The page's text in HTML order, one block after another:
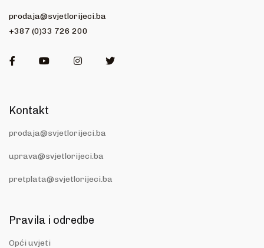
prodaja@svjetlorijeci.ba
+387 (0)33 726 200
FacebookYoutubeInstagramTwitter
Kontakt
prodaja@svjetlorijeci.ba
uprava@svjetlorijeci.ba
pretplata@svjetlorijeci.ba
Pravila i odredbe
Opći uvjeti